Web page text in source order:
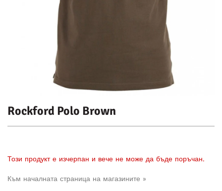
Rockford Polo Brown
Този продукт е изчерпан и вече не може да бъде поръчан.
Към началната страница на магазините »